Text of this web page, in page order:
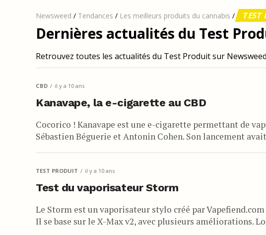
Newsweed / Tendances / Les meilleurs produits du cannabis / TEST
Dernières actualités du Test
Retrouvez toutes les actualités du Test Produit sur Newsweed
CBD il y a 10 ans
Kanavape, la e-cigarette au CBD
Cocorico ! Kanavape est une e-cigarette permettant de
Sébastien Béguerie et Antonin Cohen. Son lancement
TEST PRODUIT il y a 10 ans
Test du vaporisateur Storm
Le Storm est un vaporisateur stylo créé par
Il se base sur le X-Max v2, avec plusieurs améliorations.